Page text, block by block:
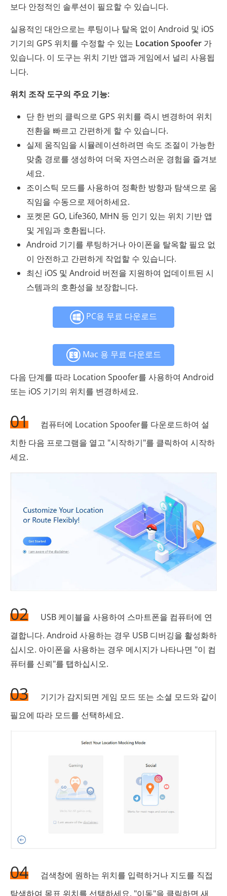
보다 안정적인 솔루션이 필요할 수 있습니다.
실용적인 대안으로는 루팅이나 탈옥 없이 Android 및 iOS
기기의 GPS 위치를 수정할 수 있는 Location Spoofer 가
있습니다. 이 도구는 위치 기반 앱과 게임에서 널리 사용됩
니다.
위치 조작 도구의 주요 기능:
단 한 번의 클릭으로 GPS 위치를 즉시 변경하여 위치
전환을 빠르고 간편하게 할 수 있습니다.
실제 움직임을 시뮬레이션하려면 속도 조절이 가능한
맞춤 경로를 생성하여 더욱 자연스러운 경험을 즐겨보
세요.
조이스틱 모드를 사용하여 정확한 방향과 탐색으로 움
직임을 수동으로 제어하세요.
포켓몬 GO, Life360, MHN 등 인기 있는 위치 기반 앱
및 게임과 호환됩니다.
Android 기기를 루팅하거나 아이폰을 탈옥할 필요 없
이 안전하고 간편하게 작업할 수 있습니다.
최신 iOS 및 Android 버전을 지원하여 업데이트된 시
스템과의 호환성을 보장합니다.
PC용 무료 다운로드
Mac 용 무료 다운로드
다음 단계를 따라 Location Spoofer를 사용하여 Android
또는 iOS 기기의 위치를 ​​변경하세요.
01
컴퓨터에 Location Spoofer를 다운로드하여 설
치한 다음 프로그램을 열고 "시작하기"를 클릭하여 시작하
세요.
02
USB 케이블을 사용하여 스마트폰을 컴퓨터에 연
결합니다. Android 사용하는 경우 USB 디버깅을 활성화하
십시오. 아이폰을 사용하는 경우 메시지가 나타나면 "이 컴
퓨터를 신뢰"를 탭하십시오.
03
기기가 감지되면 게임 모드 또는 소셜 모드와 같이
필요에 따라 모드를 선택하세요.
04
검색창에 원하는 위치를 입력하거나 지도를 직접
탐색하여 목표 위치를 선택하세요. "이동"을 클릭하면 새